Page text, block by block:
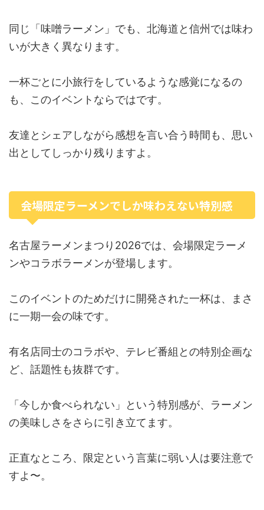
同じ「味噌ラーメン」でも、北海道と信州では味わ
いが大きく異なります。
一杯ごとに小旅行をしているような感覚になるの
も、このイベントならではです。
友達とシェアしながら感想を言い合う時間も、思い
出としてしっかり残りますよ。
会場限定ラーメンでしか味わえない特別感
名古屋ラーメンまつり2026では、会場限定ラーメ
ンやコラボラーメンが登場します。
このイベントのためだけに開発された一杯は、まさ
に一期一会の味です。
有名店同士のコラボや、テレビ番組との特別企画な
ど、話題性も抜群です。
「今しか食べられない」という特別感が、ラーメン
の美味しさをさらに引き立てます。
正直なところ、限定という言葉に弱い人は要注意で
すよ〜。